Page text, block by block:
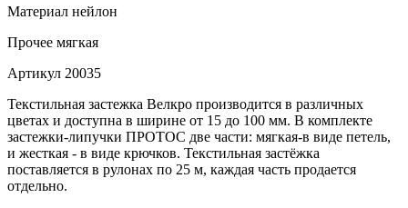
Материал нейлон
Прочее мягкая
Артикул 20035
Текстильная застежка Велкро производится в различных
цветах и доступна в ширине от 15 до 100 мм. В комплекте
застежки-липучки ПРОТОС две части: мягкая-в виде петель,
и жесткая - в виде крючков. Текстильная застёжка
поставляется в рулонах по 25 м, каждая часть продается
отдельно.